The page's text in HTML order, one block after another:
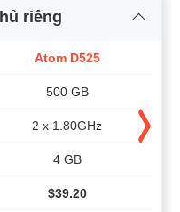
riêng
Atom D525
500 GB
2 x 1.80GHz
4 GB
$39.20